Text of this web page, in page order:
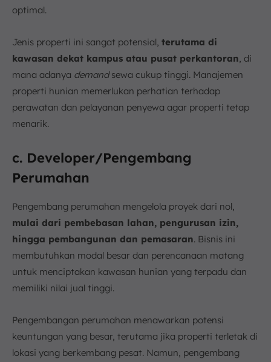
optimal.
Jenis properti ini sangat potensial, terutama di
kawasan dekat kampus atau pusat perkantoran , di
mana adanya demandsewa cukup tinggi. Manajemen
properti hunian memerlukan perhatian terhadap
perawatan dan pelayanan penyewa agar properti tetap
menarik.
c. Developer/Pengembang
Perumahan
Pengembang perumahan mengelola proyek dari nol,
mulai dari pembebasan lahan, pengurusan izin,
hingga pembangunan dan pemasaran. Bisnis ini
membutuhkan modal besar dan perencanaan matang
untuk menciptakan kawasan hunian yang terpadu dan
memiliki nilai jual tinggi.
Pengembangan perumahan menawarkan potensi
keuntungan yang besar, terutama jika properti terletak di
lokasi yang berkembang pesat. Namun, pengembang